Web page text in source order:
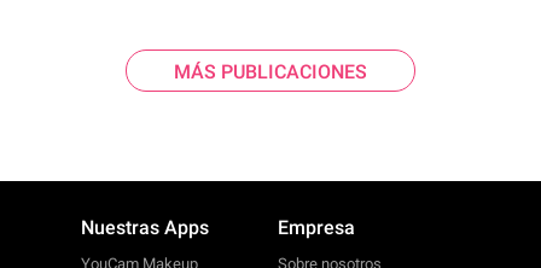
MÁS PUBLICACIONES
Nuestras Apps
YouCam Makeup
Empresa
Sobre nosotros